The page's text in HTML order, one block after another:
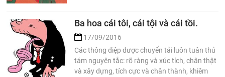
Ba hoa cái tôi, cái tội và cái tồi.
17/09/2016
Các thông điệp được chuyển tải luôn tuân thủ
tám nguyên tắc: rõ ràng và xúc tích, chân thật
và xây dựng, tích cực và chân thành, khiêm